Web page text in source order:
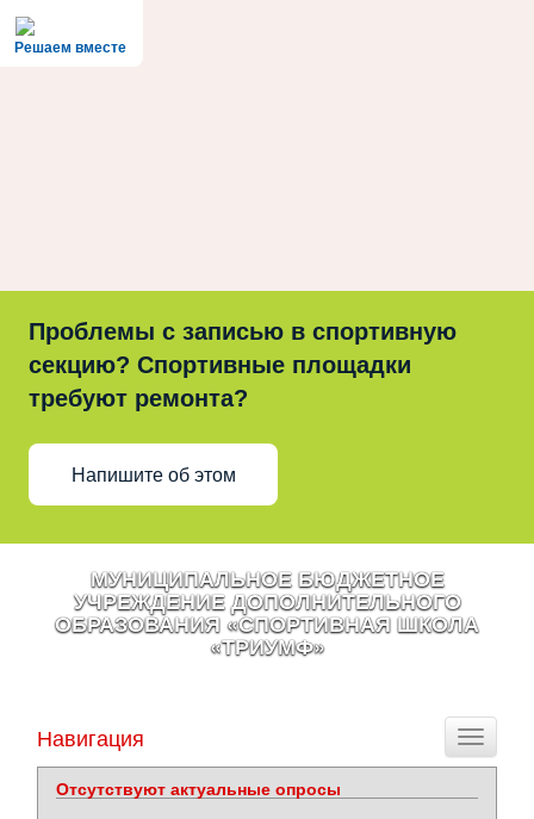
Решаем вместе
Проблемы с записью в спортивную
секцию? Спортивные площадки
требуют ремонта?
Напишите об этом
МУНИЦИПАЛЬНОЕ БЮДЖЕТНОЕ
УЧРЕЖДЕНИЕ ДОПОЛНИТЕЛЬНОГО
ОБРАЗОВАНИЯ «СПОРТИВНАЯ ШКОЛА
«ТРИУМФ»
Toggle
Навигация
Отсутствуют актуальные опросы